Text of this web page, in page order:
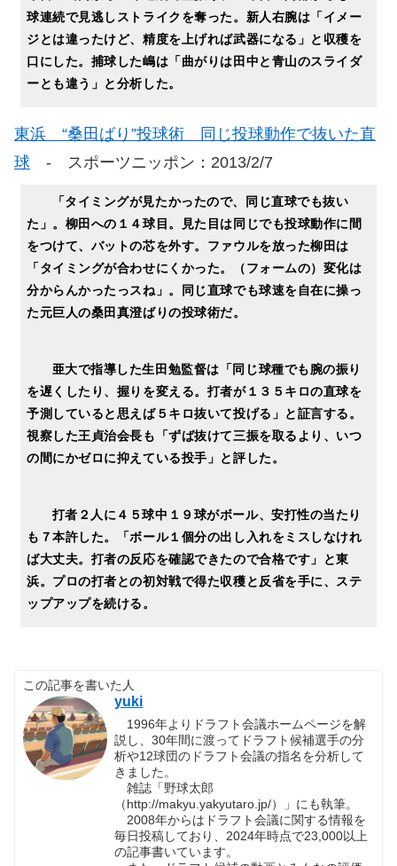
球連続で見逃しストライクを奪った。新人右腕は「イメー
ジとは違ったけど、精度を上げれば武器になる」と収穫を
口にした。捕球した嶋は「曲がりは田中と青山のスライダ
ーとも違う」と分析した。
東浜 “桑田ばり”投球術 同じ投球動作で抜いた直
球 - スポーツニッポン：2013/2/7
「タイミングが見たかったので、同じ直球でも抜い
た」。柳田への１４球目。見た目は同じでも投球動作に間
をつけて、バットの芯を外す。ファウルを放った柳田は
「タイミングが合わせにくかった。（フォームの）変化は
分からんかったっスね」。同じ直球でも球速を自在に操っ
た元巨人の桑田真澄ばりの投球術だ。
亜大で指導した生田勉監督は「同じ球種でも腕の振り
を遅くしたり、握りを変える。打者が１３５キロの直球を
予測していると思えば５キロ抜いて投げる」と証言する。
視察した王貞治会長も「ずば抜けて三振を取るより、いつ
の間にかゼロに抑えている投手」と評した。
打者２人に４５球中１９球がボール、安打性の当たり
も７本許した。「ボール１個分の出し入れをミスしなけれ
ば大丈夫。打者の反応を確認できたので合格です」と東
浜。プロの打者との初対戦で得た収穫と反省を手に、ステ
ップアップを続ける。
この記事を書いた人
yuki
1996年よりドラフト会議ホームページを解
説し、30年間に渡ってドラフト候補選手の分
析や12球団のドラフト会議の指名を分析して
きました。
雑誌「野球太郎
（http://makyu.yakyutaro.jp/）」にも執筆。
2008年からはドラフト会議に関する情報を
毎日投稿しており、2024年時点で23,000以上
の記事書いています。